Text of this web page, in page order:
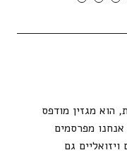
הוא מגזין מודפס
מפרסמים
גם